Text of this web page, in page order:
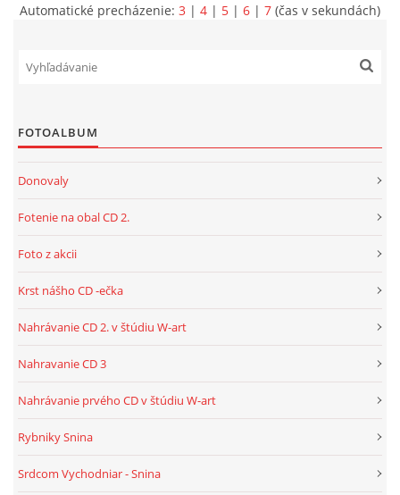
Automatické precházenie: 3 | 4 | 5 | 6 | 7 (čas v sekundách)
FOTOALBUM
Donovaly
Fotenie na obal CD 2.
Foto z akcii
Krst nášho CD -ečka
Nahrávanie CD 2. v štúdiu W-art
Nahravanie CD 3
Nahrávanie prvého CD v štúdiu W-art
Rybniky Snina
Srdcom Vychodniar - Snina